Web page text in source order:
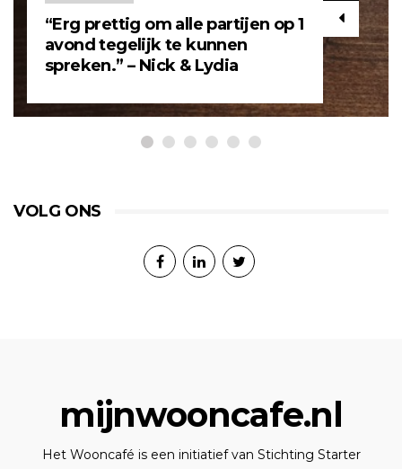
“Erg prettig om alle partijen op 1
avond tegelijk te kunnen
spreken.” – Nick & Lydia
VOLG ONS
mijnwooncafe.nl
Het Wooncafé is een initiatief van Stichting Starter